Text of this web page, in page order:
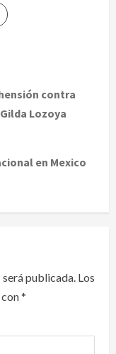
contra
Lozoya
en Mexico
publicada. Los
*